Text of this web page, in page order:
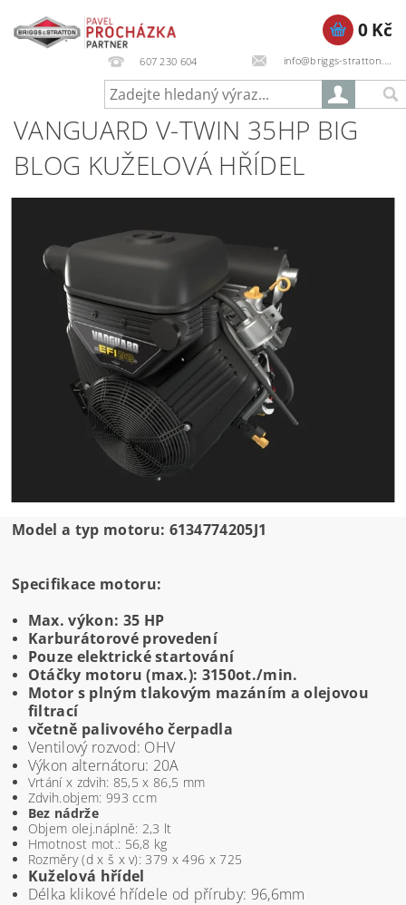
607 230 604 info@briggs-stratton.cz
0 Kč
VANGUARD V-TWIN 35HP BIG
BLOG KUŽELOVÁ HŘÍDEL
Model a typ motoru: 6134774205J1
Specifikace motoru:
Max. výkon: 35 HP
Karburátorové provedení
Pouze elektrické startování
Otáčky motoru (max.): 3150ot./min.
Motor s plným tlakovým mazáním a olejovou
filtrací
včetně palivového čerpadla
Ventilový rozvod: OHV
Výkon alternátoru: 20A
Vrtání x zdvih: 85,5 x 86,5 mm
Zdvih.objem: 993 ccm
Bez nádrže
Objem olej.náplně: 2,3 lt
Hmotnost mot.: 56,8 kg
Rozměry (d x š x v): 379 x 496 x 725
Kuželová hřídel
Délka klikové hřídele od příruby: 96,6mm